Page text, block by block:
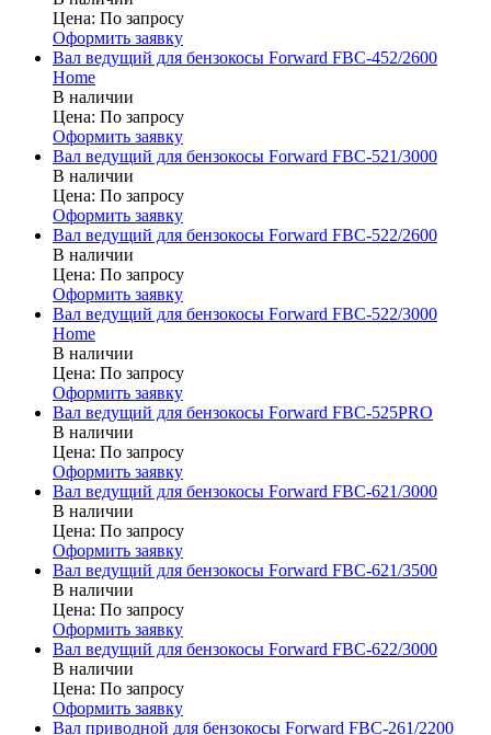
Цена: По запросу
Оформить заявку
Вал ведущий для бензокосы Forward FBC-452/2600
Home
В наличии
Цена: По запросу
Оформить заявку
Вал ведущий для бензокосы Forward FBC-521/3000
В наличии
Цена: По запросу
Оформить заявку
Вал ведущий для бензокосы Forward FBC-522/2600
В наличии
Цена: По запросу
Оформить заявку
Вал ведущий для бензокосы Forward FBC-522/3000
Home
В наличии
Цена: По запросу
Оформить заявку
Вал ведущий для бензокосы Forward FBC-525PRO
В наличии
Цена: По запросу
Оформить заявку
Вал ведущий для бензокосы Forward FBC-621/3000
В наличии
Цена: По запросу
Оформить заявку
Вал ведущий для бензокосы Forward FBC-621/3500
В наличии
Цена: По запросу
Оформить заявку
Вал ведущий для бензокосы Forward FBC-622/3000
В наличии
Цена: По запросу
Оформить заявку
Вал приводной для бензокосы Forward FBC-261/2200